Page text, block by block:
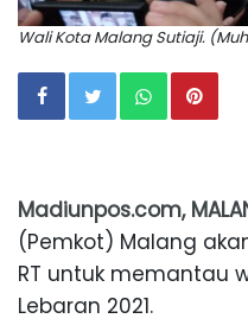
Wali Kota Malang Sutiaji.
Madiunpos.com,
(Pemkot) Malang
RT untuk memantau
Lebaran 2021.